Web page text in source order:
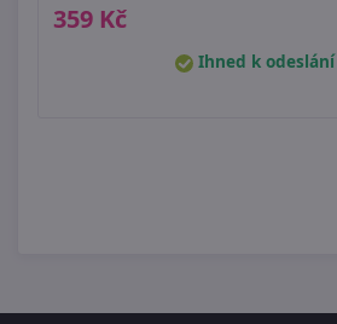
359 Kč
Ihned k odeslání